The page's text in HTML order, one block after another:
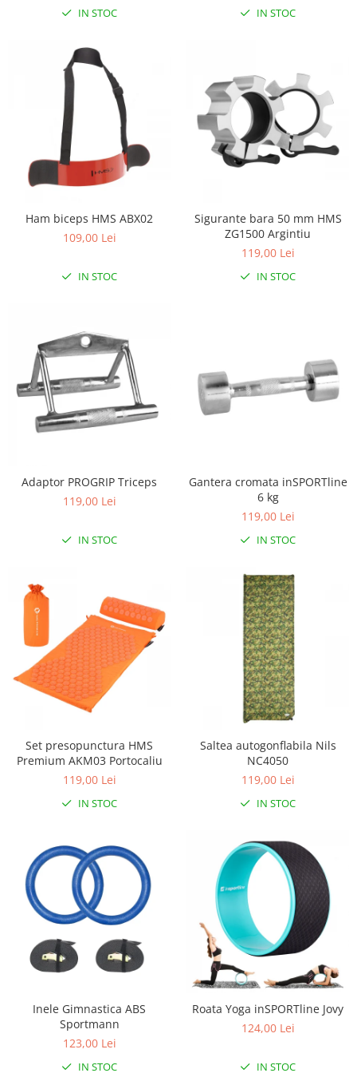
Lampi de veghe
Saltele de infasat
IN STOC IN STOC
Ham biceps HMS ABX02
109,00 Lei
IN STOC
Sigurante bara 50 mm HMS
ZG1500 Argintiu
119,00 Lei
IN STOC
Adaptor PROGRIP Triceps
119,00 Lei
IN STOC
Gantera cromata inSPORTline
6 kg
119,00 Lei
IN STOC
Set presopunctura HMS
Premium AKM03 Portocaliu
119,00 Lei
IN STOC
Saltea autogonflabila Nils
NC4050
119,00 Lei
IN STOC
Inele Gimnastica ABS
Sportmann
123,00 Lei
IN STOC
Roata Yoga inSPORTline Jovy
124,00 Lei
IN STOC